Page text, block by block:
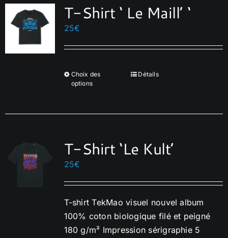
produit
T-Shirt ‘ Le Maill’ ‘
25€
Choix des
options
Ce
plusieurs
Les
être
choisies
sur
la
Détails
T-Shirt ‘Le Kult’
25€
T-shirt TekMao visuel nouvel album
100% coton biologique filé et peigné
180 g/m² Impression sérigraphie 5